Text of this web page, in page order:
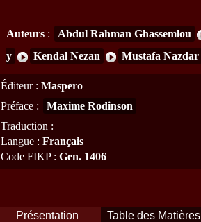
Auteurs : Abdul Rahman Ghassemlou
y
Kendal Nezan Mustafa Nazdar
Éditeur: Maspero
Préface : Maxime Rodinson
Traduction :
Langue : Français
Code FIKP: Gen. 1406
Présentation Table des Matières